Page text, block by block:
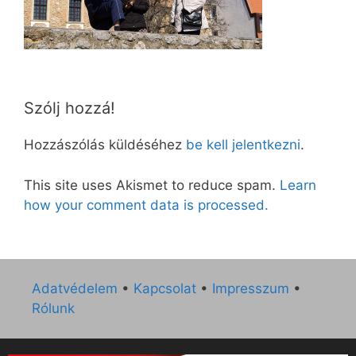
Szólj hozzá!
Hozzászólás küldéséhez be kell jelentkezni.
This site uses Akismet to reduce spam. Learn
how your comment data is processed.
Adatvédelem • Kapcsolat • Impresszum •
Rólunk